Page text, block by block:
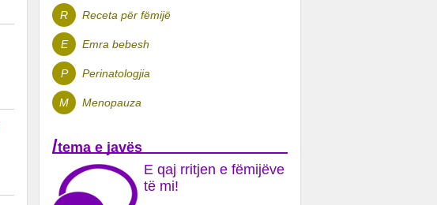
R Receta për fëmijë
E Emra bebesh
P Perinatologjia
M Menopauza
/tema e javës
E qaj rritjen e fëmijëve
të mi!